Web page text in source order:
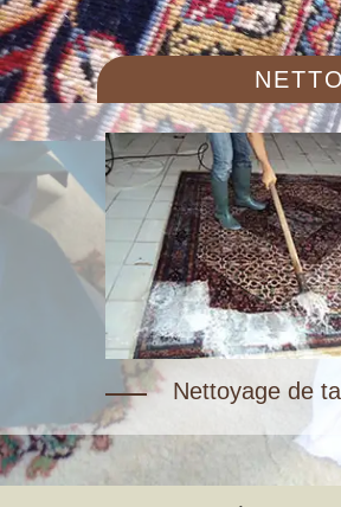
Nettoyage de